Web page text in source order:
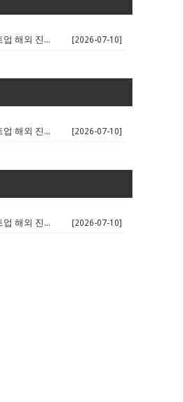
🌍 경기 AI 스타트업 해외 진출 판... [2026-07-10]
🌍 경기 AI 스타트업 해외 진출 판... [2026-07-10]
🌍 경기 AI 스타트업 해외 진출 판... [2026-07-10]